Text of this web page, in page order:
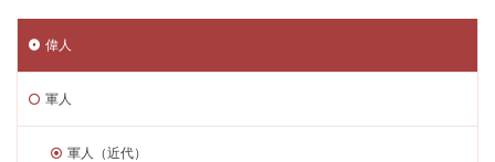
偉人
軍人
軍人（近代）